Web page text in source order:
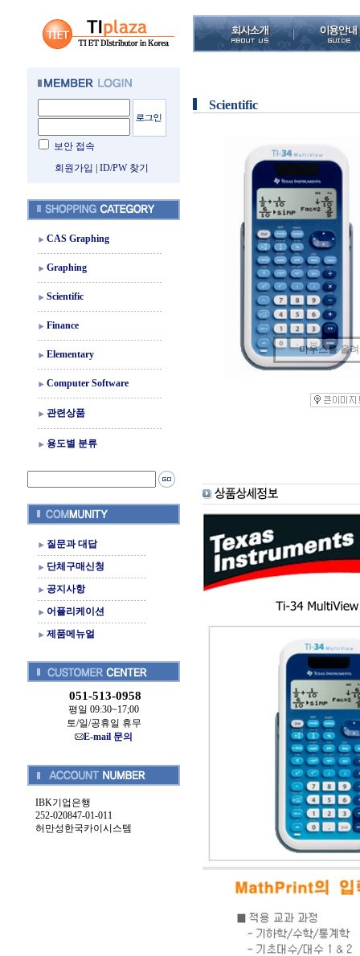
보안 접속
회원가입
ID/PW 찾기
CAS Graphing
Graphing
Scientific
Finance
Elementary
Computer Software
관련상품
용도별 분류
질문과 대답
단체구매신청
공지사항
어플리케이션
제품메뉴얼
051-513-0958
평일 09:30~17;00
토/일/공휴일 휴무
E-mail 문의
IBK기업은행
252-020847-01-011
허만성한국카이시스템
Scientific
마우스를 올